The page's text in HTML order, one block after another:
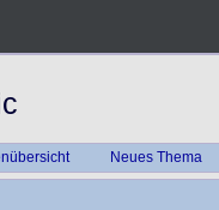
Neues Thema